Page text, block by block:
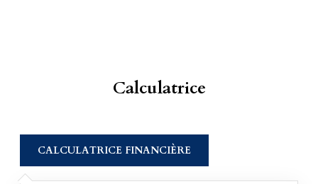
Calculatrice
CALCULATRICE FINANCIÈRE